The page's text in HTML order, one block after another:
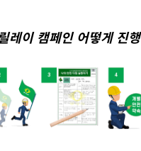
릴레이 캠페인 어떻게 진